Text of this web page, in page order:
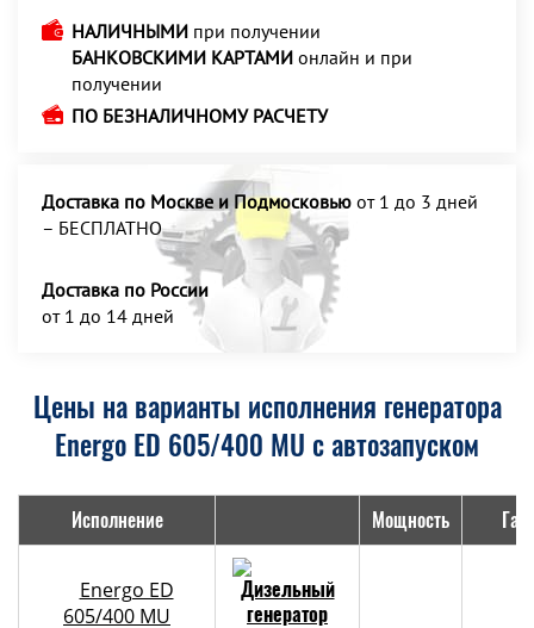
НАЛИЧНЫМИ при получении
БАНКОВСКИМИ КАРТАМИ онлайн и при
получении
ПО БЕЗНАЛИЧНОМУ РАСЧЕТУ
Доставка по Москве и Подмосковью от 1 до 3 дней
– БЕСПЛАТНО
Доставка по России
от 1 до 14 дней
Цены на варианты исполнения генератора
Energo ED 605/400 MU с автозапуском
Исполнение Мощность
Energo ED
605/400 MU